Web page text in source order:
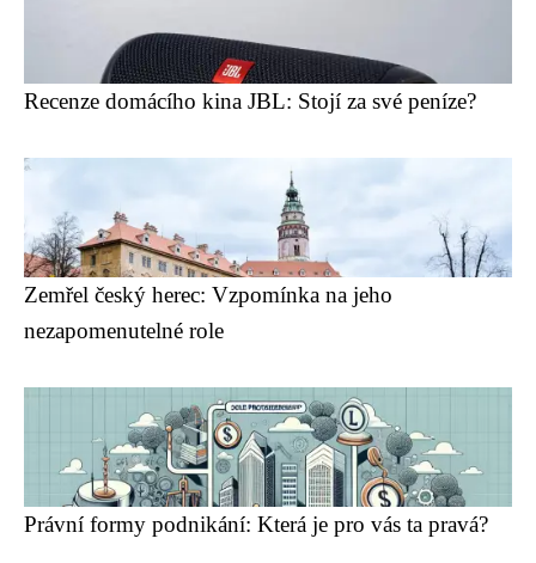
Recenze domácího kina JBL: Stojí za své peníze?
Zemřel český herec: Vzpomínka na jeho
nezapomenutelné role
Právní formy podnikání: Která je pro vás ta pravá?